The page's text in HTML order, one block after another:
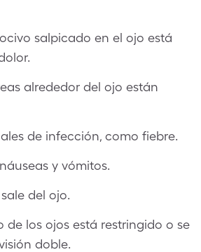
salpicado en el ojo está
alrededor del ojo están
de infección, como fiebre.
y vómitos.
del ojo.
de los ojos está restringido o se
doble.